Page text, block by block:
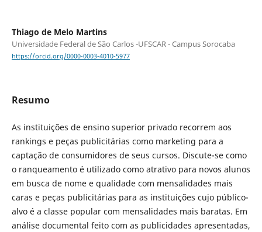
Thiago de Melo Martins
Universidade Federal de São Carlos -UFSCAR - Campus Sorocaba
https://orcid.org/0000-0003-4010-5977
Resumo
As instituições de ensino superior privado recorrem aos
rankings e peças publicitárias como marketing para a
captação de consumidores de seus cursos. Discute-se como
o ranqueamento é utilizado como atrativo para novos alunos
em busca de nome e qualidade com mensalidades mais
caras e peças publicitárias para as instituições cujo público-
alvo é a classe popular com mensalidades mais baratas. Em
análise documental feito com as publicidades apresentadas,